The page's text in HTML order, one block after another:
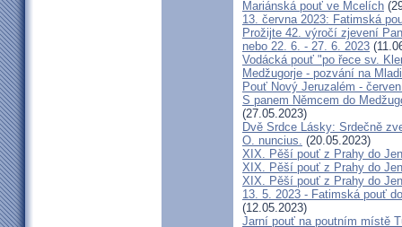
Mariánská pouť ve Mcelích
13. června 2023: Fatimská
Prožijte 42. výročí zjevení
nebo 22. 6. - 27. 6. 2023
Vodácká pouť "po řece sv.
Medžugorje - pozvání na
Pouť Nový Jeruzalém -
S panem Němcem do
(27.05.2023)
Dvě Srdce Lásky: Srdečně
O. nuncius. (20.05.2023)
XIX. Pěší pouť z Prahy do
XIX. Pěší pouť z Prahy do
XIX. Pěší pouť z Prahy do
13. 5. 2023 - Fatimská pouť
(12.05.2023)
Jarní pouť na poutním místě